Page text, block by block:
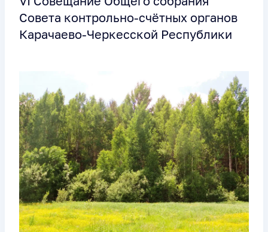
Совета контрольно-счётных органов
Карачаево-Черкесской Республики